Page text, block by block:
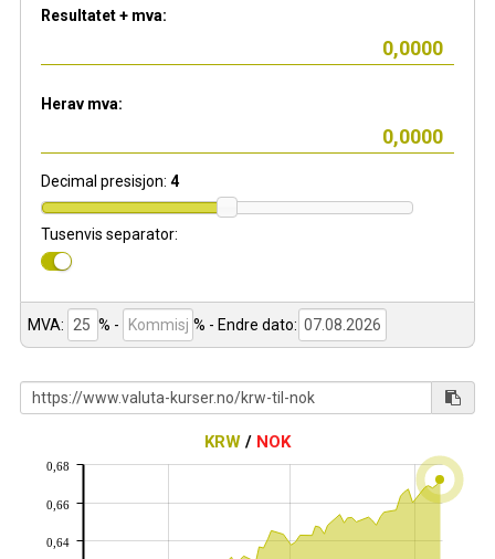
Resultatet + mva:
Herav mva:
Decimal presisjon: 4
Tusenvis separator:
MVA: % - % - Endre dato:
KRW / NOK
0,64
0,66
0,68